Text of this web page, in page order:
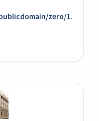
zero/1.